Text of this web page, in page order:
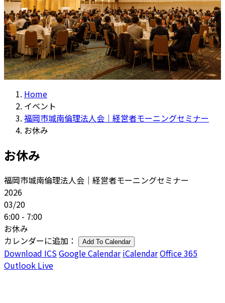
Home
イベント
福岡市城南倫理法人会｜経営者モーニングセミナー
お休み
お休み
福岡市城南倫理法人会｜経営者モーニングセミナー
2026
03/20
6:00 - 7:00
お休み
カレンダーに追加：
Add To Calendar
Download ICSGoogle Calendar iCalendarOffice 365
Outlook Live